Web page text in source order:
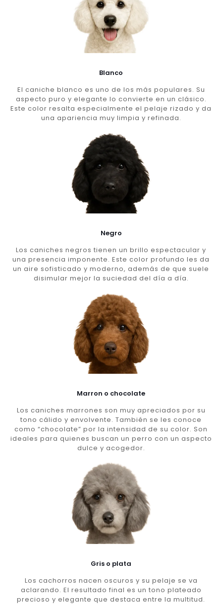
Blanco
El caniche blanco es uno de los más populares. Su
aspecto puro y elegante lo convierte en un clásico.
Este color resalta especialmente el pelaje rizado y da
una apariencia muy limpia y refinada.
Negro
Los caniches negros tienen un brillo espectacular y
una presencia imponente. Este color profundo les da
un aire sofisticado y moderno, además de que suele
disimular mejor la suciedad del día a día.
Marron o chocolate
Los caniches marrones son muy apreciados por su
tono cálido y envolvente. También se les conoce
como “chocolate” por la intensidad de su color. Son
ideales para quienes buscan un perro con un aspecto
dulce y acogedor.
Gris o plata
Los cachorros nacen oscuros y su pelaje se va
aclarando. El resultado final es un tono plateado
precioso y elegante que destaca entre la multitud.